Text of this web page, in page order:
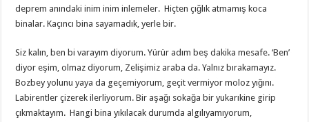
deprem anındaki inim inim inlemeler. Hiçten çığlık atmamış koca
binalar. Kaçıncı bina sayamadık, yerle bir.
Siz kalın, ben bi varayım diyorum. Yürür adım beş dakika mesafe. ‘Ben’
diyor eşim, olmaz diyorum, Zelişimiz araba da. Yalnız bırakamayız.
Bozbey yolunu yaya da geçemiyorum, geçit vermiyor moloz yığını.
Labirentler çizerek ilerliyorum. Bir aşağı sokağa bir yukarıkine girip
çıkmaktayım. Hangi bina yıkılacak durumda algılıyamıyorum,